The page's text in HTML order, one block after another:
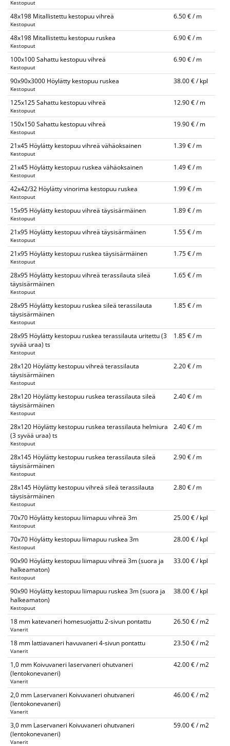
Kestopuut
48x198 Mitallistettu kestopuu vihreä
Kestopuut
6.50 € / m
48x198 Mitallistettu kestopuu ruskea
Kestopuut
6.90 € / m
100x100 Sahattu kestopuu vihreä
Kestopuut
6.90 € / m
90x90x3000 Höylätty kestopuu ruskea
Kestopuut
38.00 € / kpl
125x125 Sahattu kestopuu vihreä
Kestopuut
12.90 € / m
150x150 Sahattu kestopuu vihreä
Kestopuut
19.90 € / m
21x45 Höylätty kestopuu vihreä vähäoksainen
Kestopuut
1.39 € / m
21x45 Höylätty kestopuu ruskea vähäoksainen
Kestopuut
1.49 € / m
42x42/32 Höylätty vinorima kestopuu ruskea
Kestopuut
1.99 € / m
15x95 Höylätty kestopuu vihreä täysisärmäinen
Kestopuut
1.89 € / m
21x95 Höylätty kestopuu vihreä täysisärmäinen
Kestopuut
1.55 € / m
21x95 Höylätty kestopuu ruskea täysisärmäinen
Kestopuut
1.75 € / m
28x95 Höylätty kestopuu vihreä terassilauta sileä
täysisärmäinen
Kestopuut
1.65 € / m
28x95 Höylätty kestopuu ruskea sileä terassilauta
täysisärmäinen
Kestopuut
1.85 € / m
28x95 Höylätty kestopuu ruskea terassilauta uritettu (3
syvää uraa) ts
Kestopuut
1.85 € / m
28x120 Höylätty kestopuu vihreä terassilauta
täysisärmäinen
Kestopuut
2.20 € / m
28x120 Höylätty kestopuu ruskea terassilauta sileä
täysisärmäinen
Kestopuut
2.40 € / m
28x120 Höylätty kestopuu ruskea terassilauta helmiura
(3 syvää uraa) ts
Kestopuut
2.40 € / m
28x145 Höylätty kestopuu ruskea terassilauta sileä
täysisärmäinen
Kestopuut
2.90 € / m
28x145 Höylätty kestopuu vihreä sileä terassilauta
täysisärmäinen
Kestopuut
2.80 € / m
70x70 Höylätty kestopuu liimapuu vihreä 3m
Kestopuut
25.00 € / kpl
70x70 Höylätty kestopuu liimapuu ruskea 3m
Kestopuut
28.00 € / kpl
90x90 Höylätty kestopuu liimapuu vihreä 3m (suora ja
halkeamaton)
Kestopuut
33.00 € / kpl
90x90 Höylätty kestopuu liimapuu ruskea 3m (suora ja
halkeamaton)
Kestopuut
38.00 € / kpl
18 mm katevaneri homesuojattu 2-sivun pontattu
Vanerit
26.50 € / m2
18 mm lattiavaneri havuvaneri 4-sivun pontattu
Vanerit
23.50 € / m2
1,0 mm Koivuvaneri laservaneri ohutvaneri
(lentokonevaneri)
Vanerit
42.00 € / m2
2,0 mm Laservaneri Koivuvaneri ohutvaneri
(lentokonevaneri)
Vanerit
46.00 € / m2
3,0 mm Laservaneri Koivuvaneri ohutvaneri
(lentokonevaneri)
Vanerit
59.00 € / m2